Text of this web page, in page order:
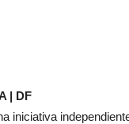
| DF
iniciativa